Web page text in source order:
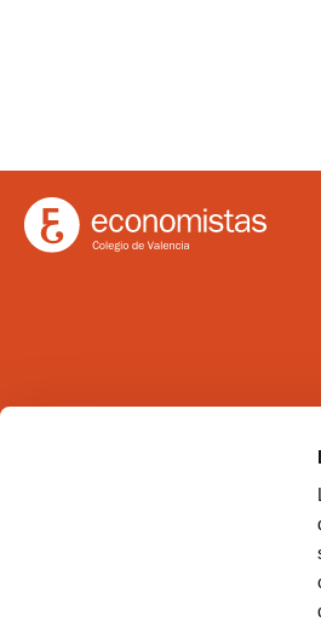
Ilustre Colegio de Economistas